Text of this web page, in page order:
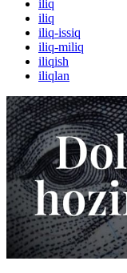
iliq
iliq
iliq-issiq
iliq-miliq
iliqish
iliqlan